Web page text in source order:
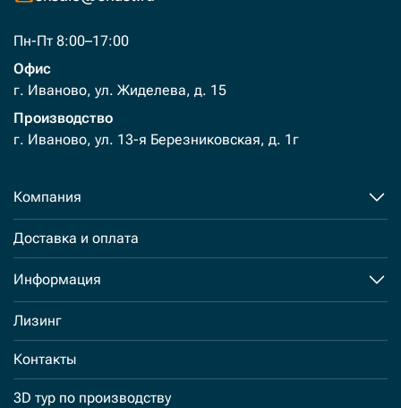
Пн-Пт 8:00–17:00
Офис
г. Иваново, ул. Жиделева, д. 15
Производство
г. Иваново, ул. 13-я Березниковская, д. 1г
Компания
Доставка и оплата
Информация
Лизинг
Контакты
3D тур по производству